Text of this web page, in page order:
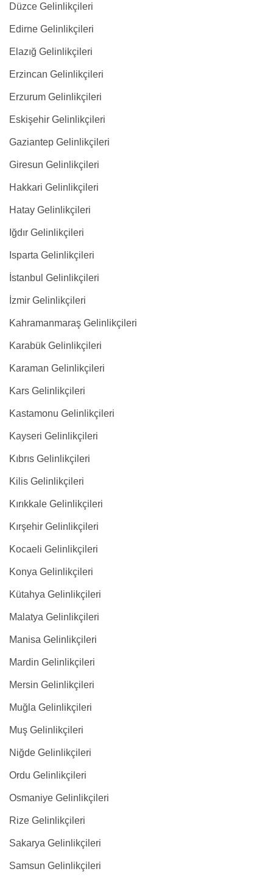
Düzce Gelinlikçileri
Edirne Gelinlikçileri
Elazığ Gelinlikçileri
Erzincan Gelinlikçileri
Erzurum Gelinlikçileri
Eskişehir Gelinlikçileri
Gaziantep Gelinlikçileri
Giresun Gelinlikçileri
Hakkari Gelinlikçileri
Hatay Gelinlikçileri
Iğdır Gelinlikçileri
Isparta Gelinlikçileri
İstanbul Gelinlikçileri
İzmir Gelinlikçileri
Kahramanmaraş Gelinlikçileri
Karabük Gelinlikçileri
Karaman Gelinlikçileri
Kars Gelinlikçileri
Kastamonu Gelinlikçileri
Kayseri Gelinlikçileri
Kıbrıs Gelinlikçileri
Kilis Gelinlikçileri
Kırıkkale Gelinlikçileri
Kırşehir Gelinlikçileri
Kocaeli Gelinlikçileri
Konya Gelinlikçileri
Kütahya Gelinlikçileri
Malatya Gelinlikçileri
Manisa Gelinlikçileri
Mardin Gelinlikçileri
Mersin Gelinlikçileri
Muğla Gelinlikçileri
Muş Gelinlikçileri
Niğde Gelinlikçileri
Ordu Gelinlikçileri
Osmaniye Gelinlikçileri
Rize Gelinlikçileri
Sakarya Gelinlikçileri
Samsun Gelinlikçileri